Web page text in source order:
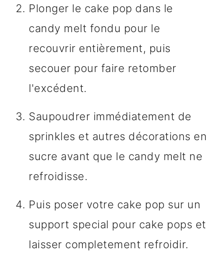
Plonger le cake pop dans le
candy melt fondu pour le
recouvrir entièrement, puis
secouer pour faire retomber
l'excédent.
Saupoudrer immédiatement de
sprinkles et autres décorations en
sucre avant que le candy melt ne
refroidisse.
Puis poser votre cake pop sur un
support special pour cake pops et
laisser completement refroidir.